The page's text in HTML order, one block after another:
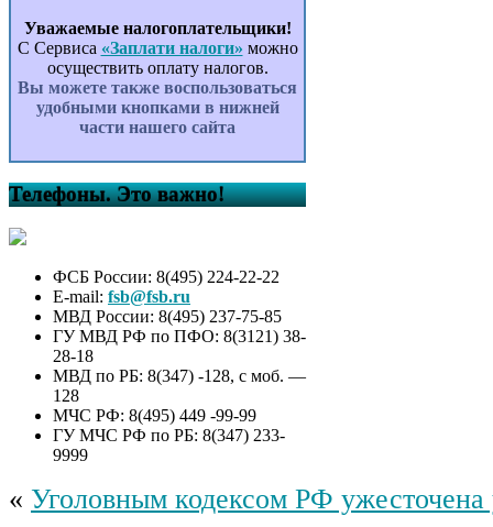
Уважаемые налогоплательщики!
С Сервиса «Заплати налоги» можно
осуществить оплату налогов.
Вы можете также воспользоваться
удобными кнопками в нижней
части нашего сайта
Телефоны. Это важно!
ФСБ России: 8(495) 224-22-22
E-mail: fsb@fsb.ru
МВД России: 8(495) 237-75-85
ГУ МВД РФ по ПФО: 8(3121) 38-
28-18
МВД по РБ: 8(347) -128, с моб. —
128
МЧС РФ: 8(495) 449 -99-99
ГУ МЧС РФ по РБ: 8(347) 233-
9999
« Уголовным кодексом РФ ужесточена